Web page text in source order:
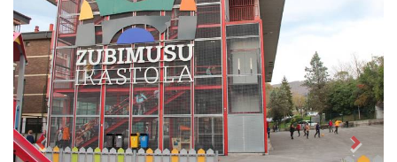
Previous Next